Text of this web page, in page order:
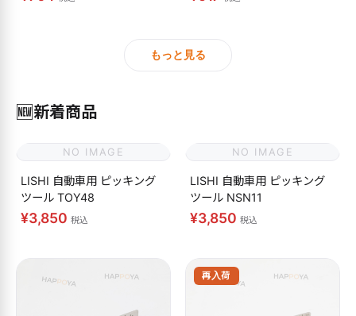
もっと見る
🆕新着商品
NO IMAGE
LISHI 自動車用 ピッキング
ツール TOY48
¥3,850 税込
NO IMAGE
LISHI 自動車用 ピッキング
ツール NSN11
¥3,850 税込
再入荷